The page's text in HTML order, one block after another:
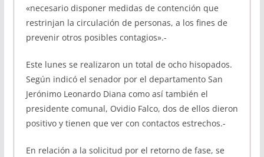
«necesario disponer medidas de contención que
restrinjan la circulación de personas, a los fines de
prevenir otros posibles contagios».-
Este lunes se realizaron un total de ocho hisopados.
Según indicó el senador por el departamento San
Jerónimo Leonardo Diana como así también el
presidente comunal, Ovidio Falco, dos de ellos dieron
positivo y tienen que ver con contactos estrechos.-
En relación a la solicitud por el retorno de fase, se